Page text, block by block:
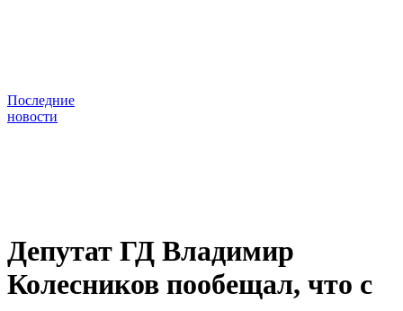
Последние
новости
Депутат ГД Владимир
Колесников пообещал, что с